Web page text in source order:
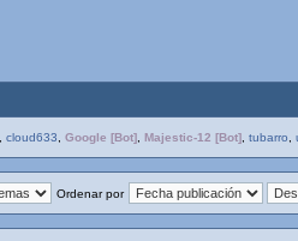
cloud633 Google [Bot] Majestic-12 [Bot] tubarro
Ordenar por